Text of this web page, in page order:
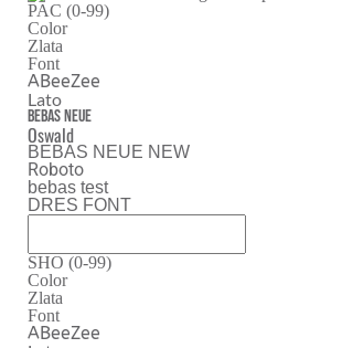
PAC (0-99)
Color
Zlata
Font
ABeeZee
Lato
Bebas Neue
Oswald
BEBAS NEUE NEW
Roboto
bebas test
DRES FONT
SHO (0-99)
Color
Zlata
Font
ABeeZee